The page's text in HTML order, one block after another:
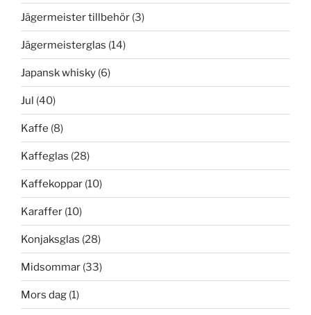
Jägermeister tillbehör (3)
Jägermeisterglas (14)
Japansk whisky (6)
Jul (40)
Kaffe (8)
Kaffeglas (28)
Kaffekoppar (10)
Karaffer (10)
Konjaksglas (28)
Midsommar (33)
Mors dag (1)